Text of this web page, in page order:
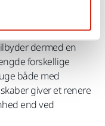
en kombination
end for
dermed en
forskellige
både med
giver et renere
end ved